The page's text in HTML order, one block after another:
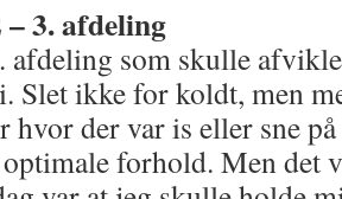
– 3. afdeling
afdeling som skulle
Slet ikke for koldt, men
hvor der var is eller sne
forhold. Men det